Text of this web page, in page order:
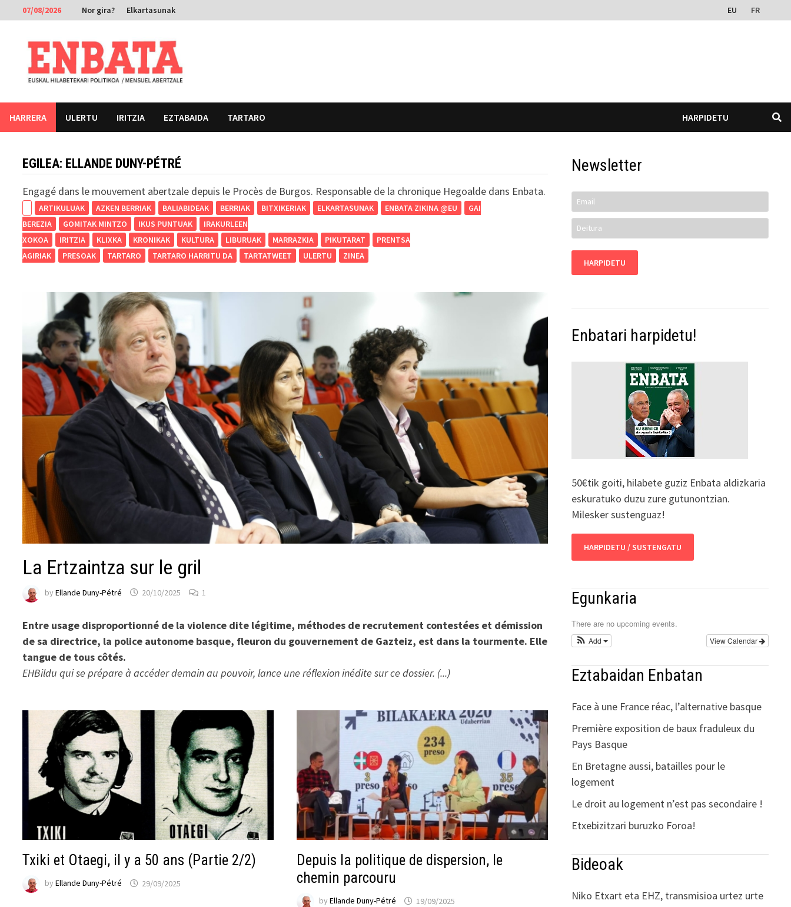
to
content
07/08/2026 Nor gira? Elkartasunak EU FR
HARRERA ULERTU IRITZIA EZTABAIDA TARTARO HARPIDETU
EGILEA: ELLANDE DUNY-PÉTRÉ
Engagé dans le mouvement abertzale depuis le Procès de Burgos. Responsable de la chronique Hegoalde dans Enbata.
ARTIKULUAK AZKEN BERRIAK BALIABIDEAK BERRIAK BITXIKERIAK ELKARTASUNAK ENBATA ZIKINA @EU
GAI
BEREZIA
GOMITAK MINTZO IKUS PUNTUAK
IRAKURLEEN
XOKOA
IRITZIA KLIXKA KRONIKAK KULTURA LIBURUAK MARRAZKIA PIKUTARAT
PRENTSA
AGIRIAK
PRESOAK TARTARO TARTARO HARRITU DA TARTATWEET ULERTU ZINEA
La Ertzaintza sur le gril
byEllande Duny-Pétré 20/10/2025 1
Entre usage disproportionné de la violence dite légitime, méthodes de recrutement contestées et démission
de sa directrice, la police autonome basque, fleuron du gouvernement de Gazteiz, est dans la tourmente. Elle
tangue de tous côtés.
EHBildu qui se prépare à accéder demain au pouvoir, lance une réflexion inédite sur ce dossier. (...)
Txiki et Otaegi, il y a 50 ans (Partie 2/2)
byEllande Duny-Pétré 29/09/2025
Depuis la politique de dispersion, le
chemin parcouru
by Ellande Duny-Pétré 19/09/2025
Newsletter
Enbatari harpidetu!
50€tik goiti, hilabete guziz Enbata aldizkaria
eskuratuko duzu zure gutunontzian.
Milesker sustenguaz!
HARPIDETU / SUSTENGATU
Egunkaria
There are no upcoming events.
View Calendar
Add
Eztabaidan Enbatan
Face à une France réac, l’alternative basque
Première exposition de baux fraduleux du
Pays Basque
En Bretagne aussi, batailles pour le
logement
Le droit au logement n’est pas secondaire !
Etxebizitzari buruzko Foroa!
Bideoak
Niko Etxart eta EHZ, transmisioa urtez urte